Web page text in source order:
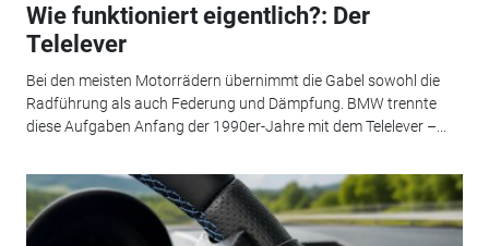
Wie funktioniert eigentlich?: Der
Telelever
Bei den meisten Motorrädern übernimmt die Gabel sowohl die
Radführung als auch Federung und Dämpfung. BMW trennte
diese Aufgaben Anfang der 1990er-Jahre mit dem Telelever –...